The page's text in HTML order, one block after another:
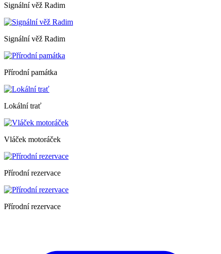
Signální věž Radim
Signální věž Radim
Přírodní památka
Lokální trať
Vláček motoráček
Přírodní rezervace
Přírodní rezervace